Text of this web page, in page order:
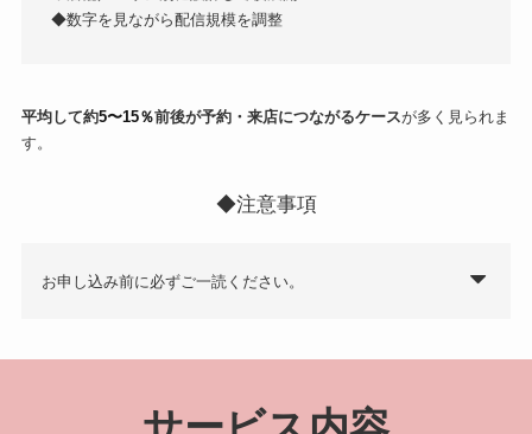
◆数字を見ながら配信規模を調整
平均して約5〜15％前後が予約・来店につながるケースが多く見られま
す。
◆注意事項
お申し込み前に必ずご一読ください。